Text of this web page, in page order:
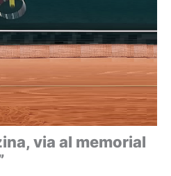
via al memorial